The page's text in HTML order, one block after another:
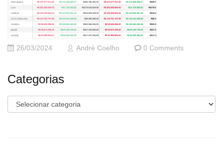
26/03/2024 André Coelho 0 Comments
Categorias
Categorias